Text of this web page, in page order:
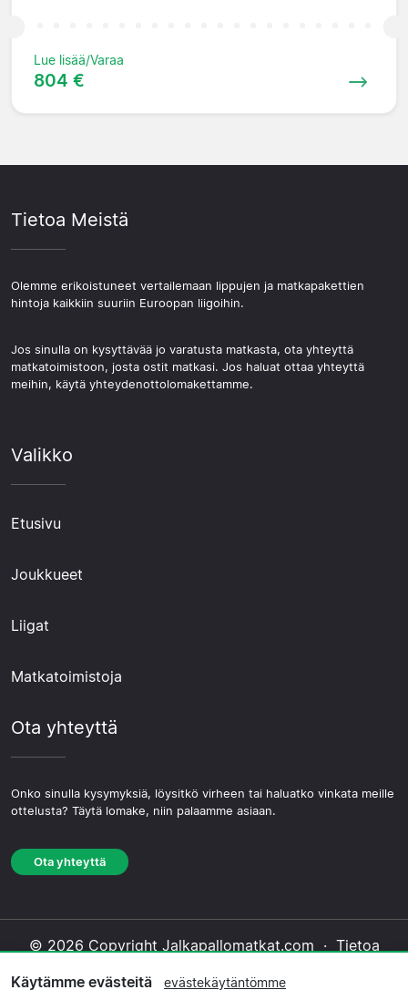
Lue lisää/Varaa
804 €
Tietoa Meistä
Olemme erikoistuneet vertailemaan lippujen ja matkapakettien
hintoja kaikkiin suuriin Euroopan liigoihin.
Jos sinulla on kysyttävää jo varatusta matkasta, ota yhteyttä
matkatoimistoon, josta ostit matkasi. Jos haluat ottaa yhteyttä
meihin, käytä yhteydenottolomakettamme.
Valikko
Etusivu
Joukkueet
Liigat
Matkatoimistoja
Ota yhteyttä
Onko sinulla kysymyksiä, löysitkö virheen tai haluatko vinkata meille
ottelusta? Täytä lomake, niin palaamme asiaan.
Ota yhteyttä
© 2026 Copyright Jalkapallomatkat.com · Tietoa
Käytämme evästeitä evästekäytäntömme